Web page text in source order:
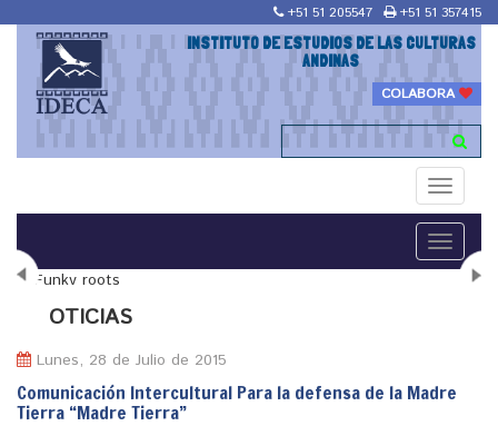
+51 51 205547 +51 51 357415
INSTITUTO DE ESTUDIOS DE LAS CULTURAS
ANDINAS
COLABORA
Toggle
Toggle
OTICIAS
Lunes, 28 de Julio de 2015
Comunicación Intercultural Para la defensa de la Madre
Tierra “Madre Tierra”